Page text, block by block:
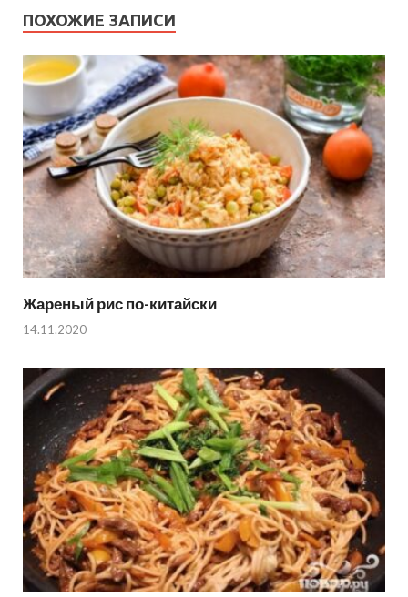
ПОХОЖИЕ ЗАПИСИ
Жареный рис по-китайски
14.11.2020